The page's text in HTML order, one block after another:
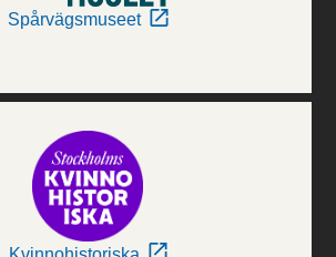
Spårvägsmuseet